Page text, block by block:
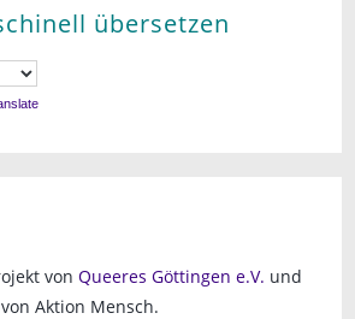
übersetzen
vonQueeres Göttingen e.V. und
Aktion Mensch.